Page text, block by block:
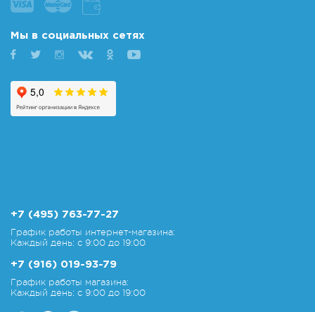
Мы в социальных сетях
+7 (495) 763-77-27
График работы интернет-магазина:
Каждый день: с 9:00 до 19:00
+7 (916) 019-93-79
График работы магазина:
Каждый день: с 9:00 до 19:00